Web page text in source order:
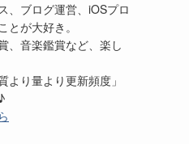
、ブログ運営、iOSプロ
とが大好き。
、音楽鑑賞など、楽し
より量より更新頻度」